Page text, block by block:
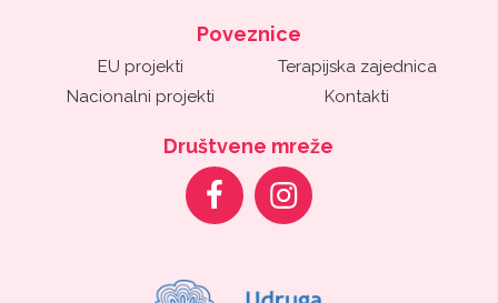
Poveznice
EU projekti
Nacionalni projekti
Terapijska zajednica
Kontakti
Društvene mreže